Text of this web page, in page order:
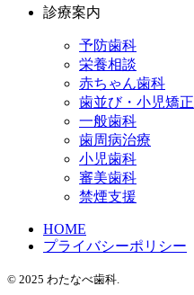
診療案内
予防歯科
栄養相談
赤ちゃん歯科
歯並び・小児矯正
一般歯科
歯周病治療
小児歯科
審美歯科
禁煙支援
HOME
プライバシーポリシー
© 2025 わたなべ歯科.